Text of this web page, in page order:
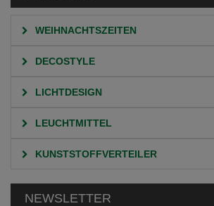
WEIHNACHTSZEITEN
DECOSTYLE
LICHTDESIGN
LEUCHTMITTEL
KUNSTSTOFFVERTEILER
NEWSLETTER